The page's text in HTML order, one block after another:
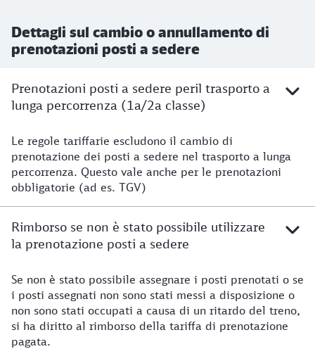
Dettagli sul cambio o annullamento di
prenotazioni posti a sedere
Prenotazioni posti a sedere peril trasporto a
lunga percorrenza (1a/2a classe)
Le regole tariffarie escludono il cambio di
prenotazione dei posti a sedere nel trasporto a lunga
percorrenza. Questo vale anche per le prenotazioni
obbligatorie (ad es. TGV)
Rimborso se non è stato possibile utilizzare
la prenotazione posti a sedere
Se non è stato possibile assegnare i posti prenotati o se
i posti assegnati non sono stati messi a disposizione o
non sono stati occupati a causa di un ritardo del treno,
si ha diritto al rimborso della tariffa di prenotazione
pagata.